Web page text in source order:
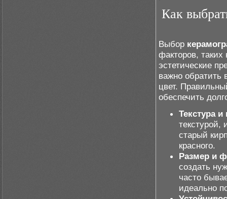
Как
Выбор
факторов,
эстетические
важно обратить
цвет.
обеспечить
Текстура и
текстурой,
старый
красного.
Размер и
создать
часто
идеально